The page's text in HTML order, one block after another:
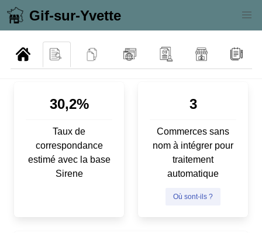
Gif-sur-Yvette
30,2%
Taux de
correspondance
estimé avec la base
Sirene
3
Commerces sans
nom à intégrer pour
traitement
automatique
Où sont-ils ?